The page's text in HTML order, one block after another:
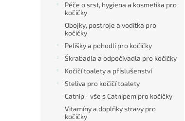
Péče o srst, hygiena a kosmetika pro
kočičky
Obojky, postroje a vodítka pro
kočičky
Pelíšky a pohodlí pro kočičky
Škrabadla a odpočívadla pro kočičky
Kočičí toalety a příslušenství
Steliva pro kočičí toalety
Catnip - vše s Catnipem pro kočičky
Vitamíny a doplňky stravy pro
kočičky